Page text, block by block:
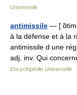
Universelle
antimissile — [
à la défense et à la
antimissile d une
adj. inv. Qui
Encyclopédie Universelle